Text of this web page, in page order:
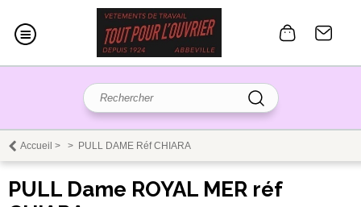
Accueil > > PULL DAME Réf CHIARA
PULL Dame ROYAL MER réf